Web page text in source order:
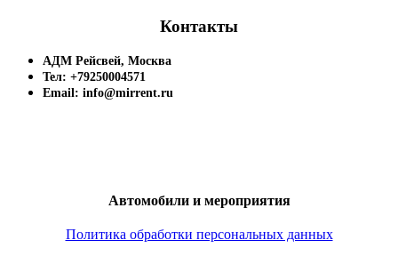
Контакты
АДМ Рейсвей, Москва
Тел: +79250004571
Email: info@mirrent.ru
Автомобили и мероприятия
Политика обработки персональных данных